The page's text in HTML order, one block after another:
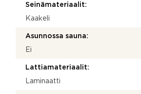
Seinämateriaalit:
Kaakeli
Asunnossa sauna:
Ei
Lattiamateriaalit:
Laminaatti